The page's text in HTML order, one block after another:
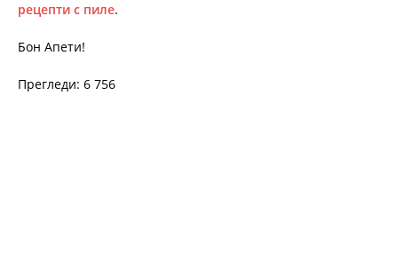
рецепти с пиле.
Бон Апети!
Прегледи: 6 756